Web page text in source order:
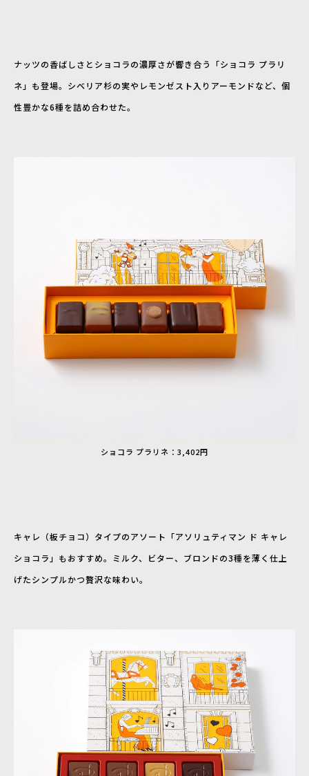
ナッツの香ばしさとショコラの濃厚さが響き合う「ショコラ プラリ
ネ」も登場。シベリア杉の実やレモンゼスト入りアーモンドなど、個
性豊かな6種を詰め合わせた。
ショコラ プラリネ：3,402円
キャレ（板チョコ）タイプのアソート「アソリュティマン ド キャレ
ショコラ」もおすすめ。ミルク、ビター、ブロンドの3種を薄く仕上
げたシンプルかつ贅沢な味わい。